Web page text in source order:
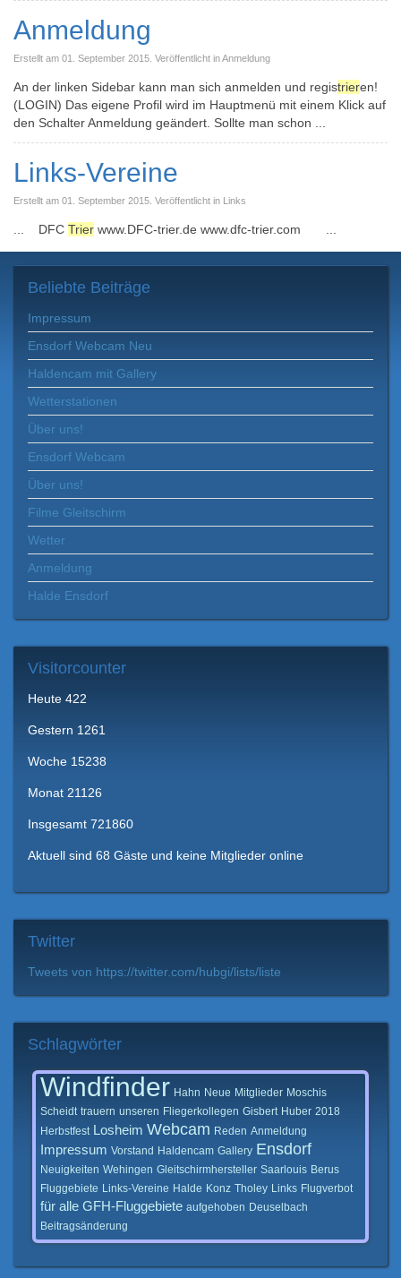
Anmeldung
Erstellt am 01. September 2015. Veröffentlicht in Anmeldung
An der linken Sidebar kann man sich anmelden und registrieren!
(LOGIN) Das eigene Profil wird im Hauptmenü mit einem Klick auf
den Schalter Anmeldung geändert. Sollte man schon ...
Links-Vereine
Erstellt am 01. September 2015. Veröffentlicht in Links
... DFC Trier www.DFC-trier.de www.dfc-trier.com ...
Beliebte Beiträge
Impressum
Ensdorf Webcam Neu
Haldencam mit Gallery
Wetterstationen
Über uns!
Ensdorf Webcam
Über uns!
Filme Gleitschirm
Wetter
Anmeldung
Halde Ensdorf
Visitorcounter
Heute 422
Gestern 1261
Woche 15238
Monat 21126
Insgesamt 721860
Aktuell sind 68 Gäste und keine Mitglieder online
Twitter
Tweets von https://twitter.com/hubgi/lists/liste
Schlagwörter
Windfinder Hahn Neue Mitglieder Moschis
Scheidt trauern unseren Fliegerkollegen Gisbert Huber 2018
Herbstfest Losheim Webcam Reden Anmeldung
Impressum Vorstand Haldencam Gallery Ensdorf
Neuigkeiten Wehingen Gleitschirmhersteller Saarlouis Berus
Fluggebiete Links-Vereine Halde Konz Tholey Links Flugverbot
für alle GFH-Fluggebiete aufgehoben Deuselbach
Beitragsänderung